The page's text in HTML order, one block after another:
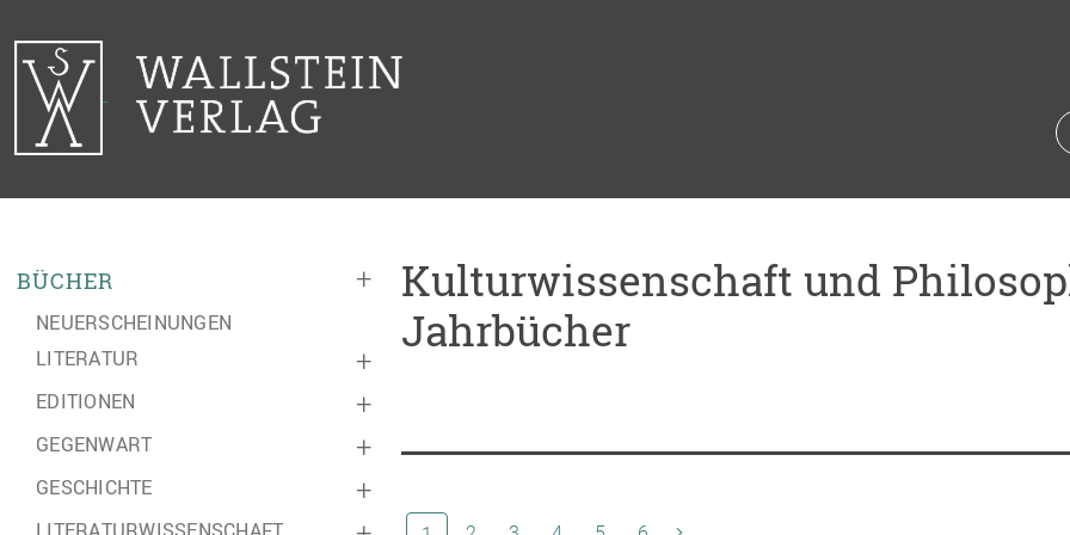
+
BÜCHER
NEUERSCHEINUNGEN
+
LITERATUR
+
EDITIONEN
+
GEGENWART
+
GESCHICHTE
Kulturwissenschaft und
Jahrbücher